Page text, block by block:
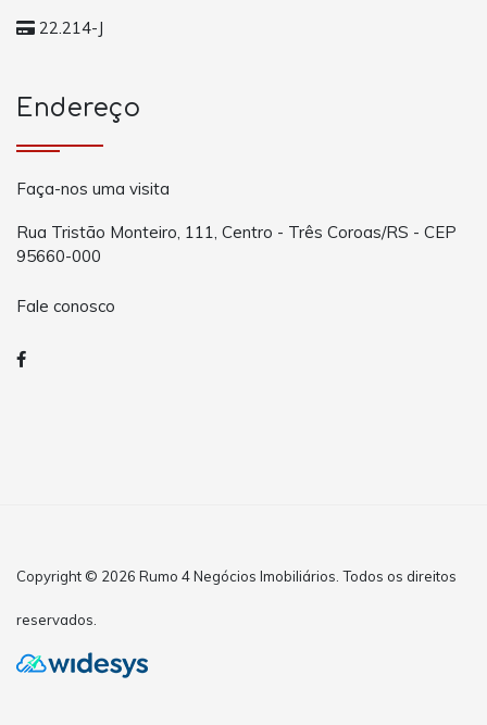
22.214-J
Endereço
Faça-nos uma visita
Rua Tristão Monteiro, 111, Centro - Três Coroas/RS - CEP
95660-000
Fale conosco
Copyright © 2026 Rumo 4 Negócios Imobiliários. Todos os direitos
reservados.